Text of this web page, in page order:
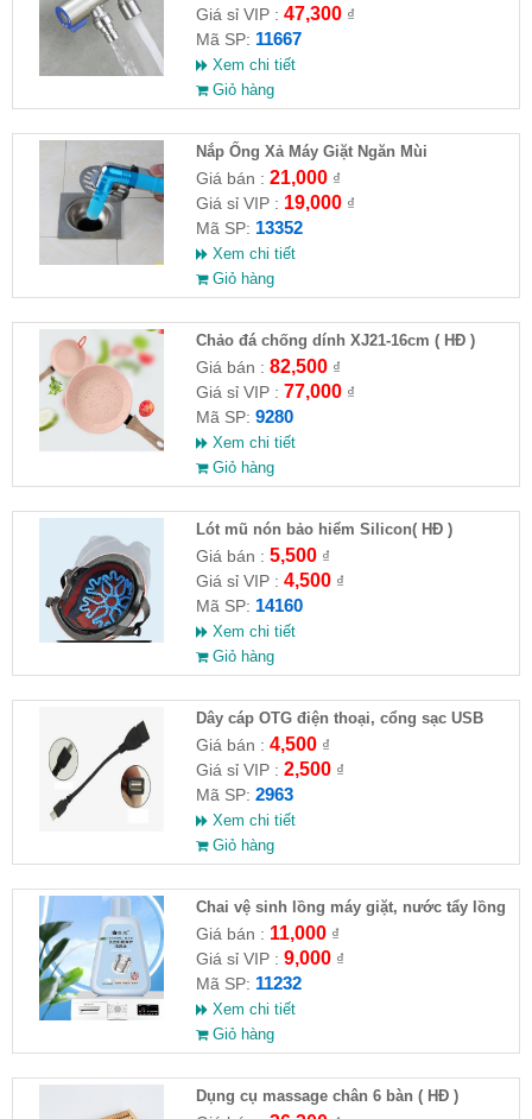
Giá sỉ VIP : 47,300₫
Mã SP: 11667
Xem chi tiết
Giỏ hàng
Nắp Ống Xả Máy Giặt Ngăn Mùi
Giá bán : 21,000₫
Giá sỉ VIP : 19,000₫
Mã SP: 13352
Xem chi tiết
Giỏ hàng
Chảo đá chống dính XJ21-16cm ( HĐ )
Giá bán : 82,500₫
Giá sỉ VIP : 77,000₫
Mã SP: 9280
Xem chi tiết
Giỏ hàng
Lót mũ nón bảo hiểm Silicon( HĐ )
Giá bán : 5,500₫
Giá sỉ VIP : 4,500₫
Mã SP: 14160
Xem chi tiết
Giỏ hàng
Dây cáp OTG điện thoại, cổng sạc USB
Giá bán : 4,500₫
Giá sỉ VIP : 2,500₫
Mã SP: 2963
Xem chi tiết
Giỏ hàng
Chai vệ sinh lồng máy giặt, nước tẩy lồng
máy giặt CLEANING FLUID
Giá bán : 11,000₫
Giá sỉ VIP : 9,000₫
Mã SP: 11232
Xem chi tiết
Giỏ hàng
Dụng cụ massage chân 6 bàn ( HĐ )